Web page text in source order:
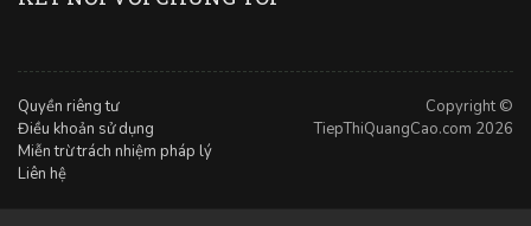
Quyền riêng tư
Điều khoản sử dụng
Miễn trừ trách nhiệm pháp lý
Liên hệ
Copyright ©
TiepThiQuangCao.com 2026